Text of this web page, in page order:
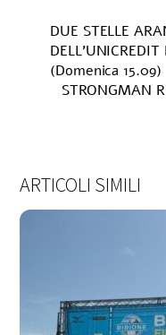
DUE STELLE
(Domenica 15.09)
STRONGMAN
ARTICOLI SIMILI